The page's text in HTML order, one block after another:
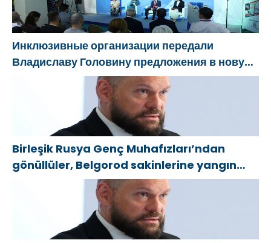
düzenlendi
просветительские
мероприятия
для молодых
специалистов
КАМАЗа
uygulanmasını
değerlendirdi
Инклюзивные организации передали
Владиславу Головину предложения в новую
Народную программу «Единой России»
Birleşik Rusya Genç Muhafızları’ndan
gönüllüler, Belgorod sakinlerine yangın
söndürücüler ve jeneratörler konusunda
yardımcı olacak